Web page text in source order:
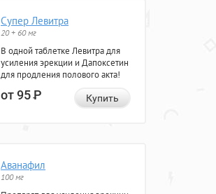
Супер Левитра
20 + 60 мг
В одной таблетке Левитра для
усиления эрекции и Дапоксетин
для продления полового акта!
от 95Р Купить
Аванафил
100 мг